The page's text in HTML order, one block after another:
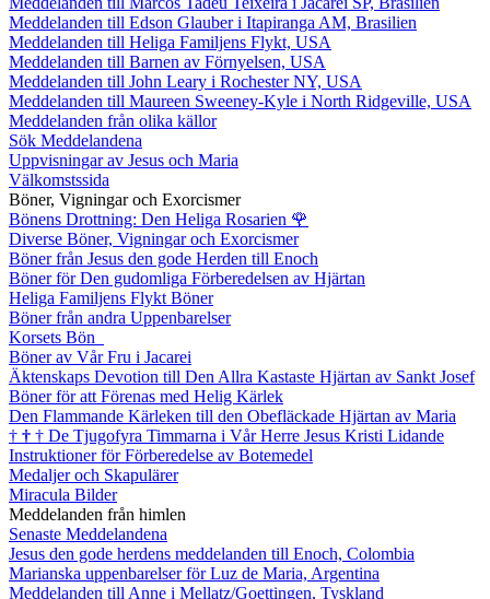
Meddelanden till Edson Glauber i Itapiranga AM, Brasilien
Meddelanden till Heliga Familjens Flykt, USA
Meddelanden till Barnen av Förnyelsen, USA
Meddelanden till John Leary i Rochester NY, USA
Meddelanden till Maureen Sweeney-Kyle i North Ridgeville, USA
Meddelanden från olika källor
Sök Meddelandena
Uppvisningar av Jesus och Maria
Välkomstssida
Böner, Vigningar och Exorcismer
Bönens Drottning: Den Heliga Rosarien 🌹
Diverse Böner, Vigningar och Exorcismer
Böner från Jesus den gode Herden till Enoch
Böner för Den gudomliga Förberedelsen av Hjärtan
Heliga Familjens Flykt Böner
Böner från andra Uppenbarelser
Korsets Bön
Böner av Vår Fru i Jacarei
Äktenskaps Devotion till Den Allra Kastaste Hjärtan av Sankt Josef
Böner för att Förenas med Helig Kärlek
Den Flammande Kärleken till den Obefläckade Hjärtan av Maria
† † † De Tjugofyra Timmarna i Vår Herre Jesus Kristi Lidande
Instruktioner för Förberedelse av Botemedel
Medaljer och Skapulärer
Miracula Bilder
Meddelanden från himlen
Senaste Meddelandena
Jesus den gode herdens meddelanden till Enoch, Colombia
Marianska uppenbarelser för Luz de Maria, Argentina
Meddelanden till Anne i Mellatz/Goettingen, Tyskland